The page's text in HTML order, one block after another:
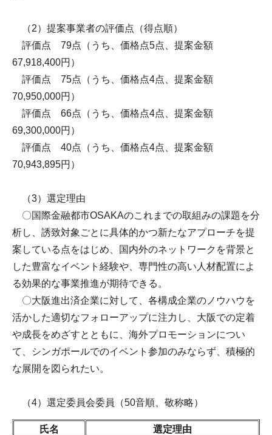
（2）提案事業者の評価点（得点順）
評価点 79点（うち、価格点5点、提案金額
67,918,400円）
評価点 75点（うち、価格点4点、提案金額
70,950,000円）
評価点 66点（うち、価格点4点、提案金額
69,300,000円）
評価点 40点（うち、価格点4点、提案金額
70,943,895円）
（3）選定理由
〇国際金融都市OSAKAのこれまでの取組みの課題を分
析し、誘致対象ごとに具体的かつ新たなアプローチを提
案している点をはじめ、国内外のネットワークを背景と
した豊富なイベント経験や、専門性の高い人材配置によ
る効果的な事業推進が期待できる。
〇大阪進出済企業に対して、各構成企業のノウハウを
活かした適切なフォローアップに注力し、大阪での定着
や成長をめざすとともに、海外プロモーションについ
て、シンガポールでのイベント参加のみならず、積極的
な展開を図られたい。
（4）選定委員会委員（50音順、敬称略）
氏名
選定理由